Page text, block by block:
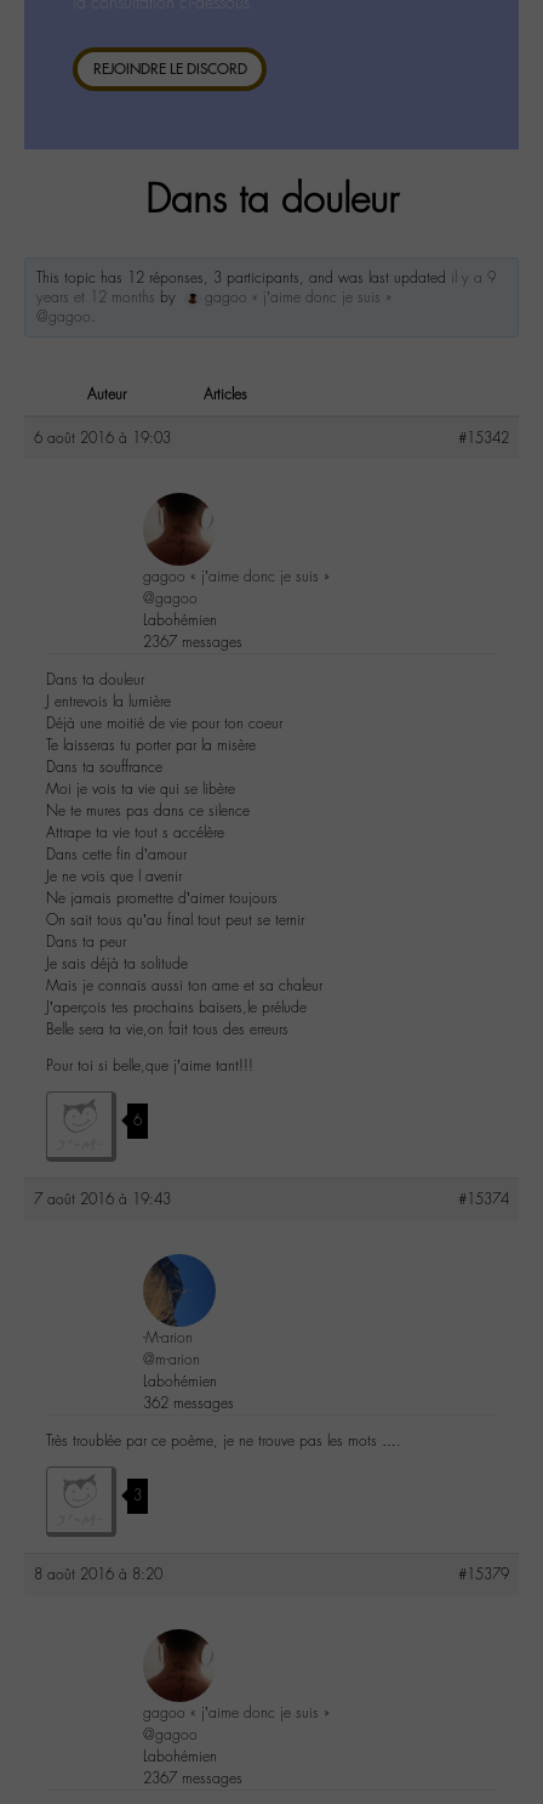
REJOINDRE LE DISCORD
Dans ta douleur
This topic has 12 réponses, 3 participants, and was last updated il y a 9
years et 12 months by
gagoo « j’aime donc je suis »
@gagoo.
Auteur Articles
6 août 2016 à 19:03 #15342
gagoo « j’aime donc je suis »
@gagoo
Labohémien
2367 messages
Dans ta douleur
J entrevois la lumière
Déjà une moitié de vie pour ton coeur
Te laisseras tu porter par la misère
Dans ta souffrance
Moi je vois ta vie qui se libère
Ne te mures pas dans ce silence
Attrape ta vie tout s accélère
Dans cette fin d’amour
Je ne vois que l avenir
Ne jamais promettre d’aimer toujours
On sait tous qu’au final tout peut se ternir
Dans ta peur
Je sais déjà ta solitude
Mais je connais aussi ton ame et sa chaleur
J’aperçois tes prochains baisers,le prélude
Belle sera ta vie,on fait tous des erreurs
Pour toi si belle,que j’aime tant!!!
6
7 août 2016 à 19:43 #15374
-M-arion
@m-arion
Labohémien
362 messages
Très troublée par ce poème, je ne trouve pas les mots ….
3
8 août 2016 à 8:20 #15379
gagoo « j’aime donc je suis »
@gagoo
Labohémien
2367 messages